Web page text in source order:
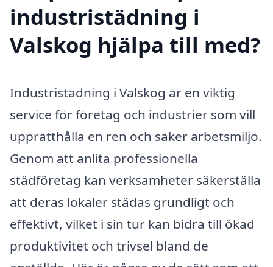
industristädning i
Valskog hjälpa till med?
Industristädning i Valskog är en viktig
service för företag och industrier som vill
upprätthålla en ren och säker arbetsmiljö.
Genom att anlita professionella
städföretag kan verksamheter säkerställa
att deras lokaler städas grundligt och
effektivt, vilket i sin tur kan bidra till ökad
produktivitet och trivsel bland de